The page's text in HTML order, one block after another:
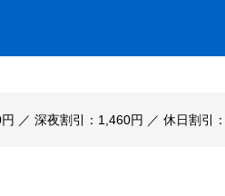
／ 深夜割引：1,460円 ／ 休日割引